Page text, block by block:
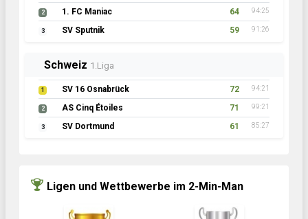
2 1. FC Maniac 64 94:25
3 SV Sputnik 59 91:26
Schweiz 1.Liga
1 SV 16 Osnabrück 72 94:21
2 AS Cinq Étoiles 71 99:21
3 SV Dortmund 61 85:27
Ligen und Wettbewerbe im 2-Min-Man